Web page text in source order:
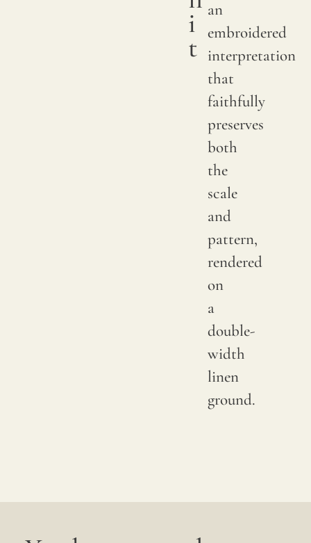
i
t
an
embroidered
interpretation
that
faithfully
preserves
both
the
scale
and
pattern,
rendered
on
a
double-
width
linen
ground.